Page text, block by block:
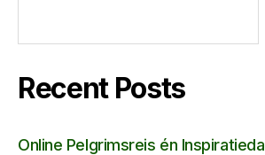
Recent Posts
Online Pelgrimsreis én